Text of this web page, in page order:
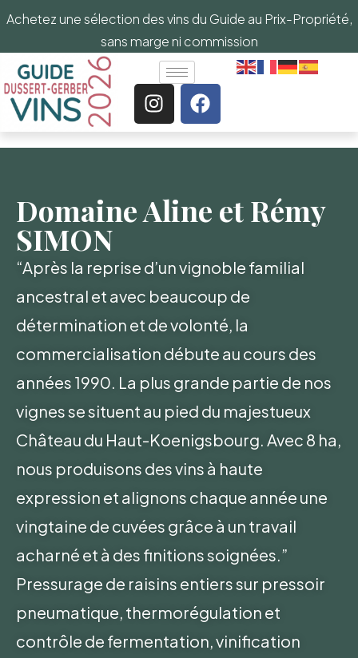
Achetez une sélection des vins du Guide au Prix-Propriété,
sans marge ni commission
Domaine Aline et Rémy
SIMON
“Après la reprise d’un vignoble familial
ancestral et avec beaucoup de
détermination et de volonté, la
commercialisation débute au cours des
années 1990. La plus grande partie de nos
vignes se situent au pied du majestueux
Château du Haut-Koenigsbourg. Avec 8 ha,
nous produisons des vins à haute
expression et alignons chaque année une
vingtaine de cuvées grâce à un travail
acharné et à des finitions soignées.”
Pressurage de raisins entiers sur pressoir
pneumatique, thermorégulation et
contrôle de fermentation, vinification